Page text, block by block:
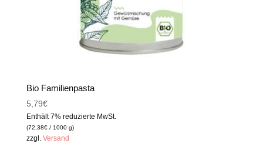
Bio Familienpasta
5,79€
Enthält 7% reduzierte MwSt.
(72,38€/ 1000 g)
zzgl. Versand